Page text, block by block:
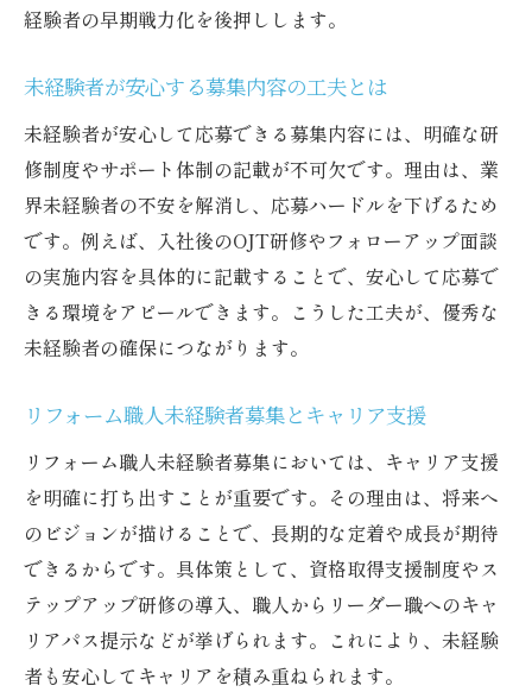
経験者の早期戦力化を後押しします。
未経験者が安心する募集内容の工夫とは
未経験者が安心して応募できる募集内容には、明確な研
修制度やサポート体制の記載が不可欠です。理由は、業
界未経験者の不安を解消し、応募ハードルを下げるため
です。例えば、入社後のOJT研修やフォローアップ面談
の実施内容を具体的に記載することで、安心して応募で
きる環境をアピールできます。こうした工夫が、優秀な
未経験者の確保につながります。
リフォーム職人未経験者募集とキャリア支援
リフォーム職人未経験者募集においては、キャリア支援
を明確に打ち出すことが重要です。その理由は、将来へ
のビジョンが描けることで、長期的な定着や成長が期待
できるからです。具体策として、資格取得支援制度やス
テップアップ研修の導入、職人からリーダー職へのキャ
リアパス提示などが挙げられます。これにより、未経験
者も安心してキャリアを積み重ねられます。